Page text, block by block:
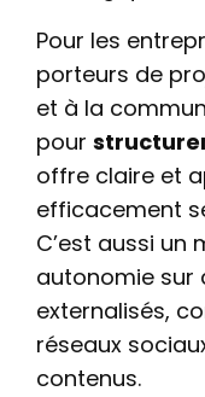
Pour les
porteurs de
et à la
pour
offre claire et
efficacement
C’est aussi un
autonomie sur
externalisés,
réseaux
contenus.